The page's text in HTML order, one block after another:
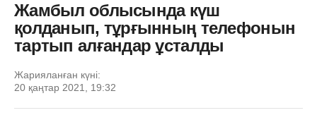
Жамбыл облысында күш
қолданып, тұрғынның телефонын
тартып алғандар ұсталды
Жарияланған күні:
20 қаңтар 2021, 19:32